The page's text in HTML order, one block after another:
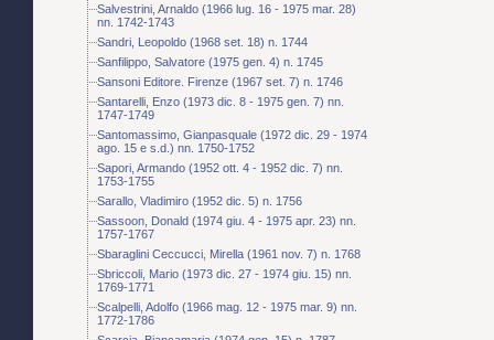
Salvestrini, Arnaldo (1966 lug. 16 - 1975 mar. 28)
nn. 1742-1743
Sandri, Leopoldo (1968 set. 18) n. 1744
Sanfilippo, Salvatore (1975 gen. 4) n. 1745
Sansoni Editore. Firenze (1967 set. 7) n. 1746
Santarelli, Enzo (1973 dic. 8 - 1975 gen. 7) nn.
1747-1749
Santomassimo, Gianpasquale (1972 dic. 29 - 1974
ago. 15 e s.d.) nn. 1750-1752
Sapori, Armando (1952 ott. 4 - 1952 dic. 7) nn.
1753-1755
Sarallo, Vladimiro (1952 dic. 5) n. 1756
Sassoon, Donald (1974 giu. 4 - 1975 apr. 23) nn.
1757-1767
Sbaraglini Ceccucci, Mirella (1961 nov. 7) n. 1768
Sbriccoli, Mario (1973 dic. 27 - 1974 giu. 15) nn.
1769-1771
Scalpelli, Adolfo (1966 mag. 12 - 1975 mar. 9) nn.
1772-1786